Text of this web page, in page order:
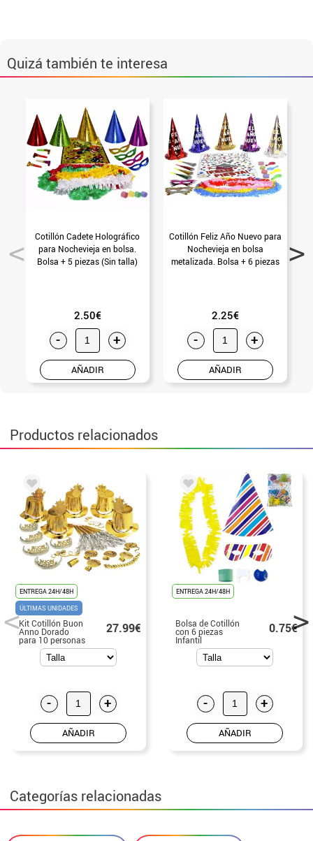
Quizá también te interesa
Cotillón Cadete Holográfico
para Nochevieja en bolsa.
Bolsa + 5 piezas (Sin talla)
2.50€
- +
AÑADIR
Cotillón Feliz Año Nuevo para
Nochevieja en bolsa
metalizada. Bolsa + 6 piezas
2.25€
- +
AÑADIR
Productos relacionados
ENTREGA 24H/48H
ÚLTIMAS UNIDADES
Kit Cotillón Buon
Anno Dorado
para 10 personas
27.99€
- +
AÑADIR
ENTREGA 24H/48H
Bolsa de Cotillón
con 6 piezas
Infantil
0.75€
- +
AÑADIR
Categorías relacionadas